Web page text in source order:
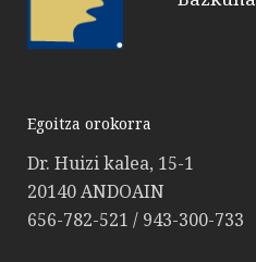
Egoitza orokorra
Dr. Huizi kalea, 15-1
20140 ANDOAIN
656-782-521 / 943-300-733